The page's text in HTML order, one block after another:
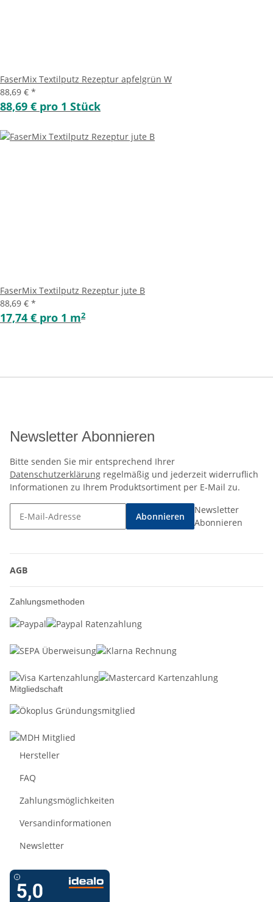
FaserMix Textilputz Rezeptur apfelgrün W
88,69 € *
88,69 € pro 1 Stück
FaserMix Textilputz Rezeptur jute B
88,69 € *
17,74 € pro 1 m2
Newsletter Abonnieren
Bitte senden Sie mir entsprechend Ihrer
Datenschutzerklärung regelmäßig und jederzeit widerruflich
Informationen zu Ihrem Produktsortiment per E-Mail zu.
Abonnieren
Newsletter
Abonnieren
AGB
Zahlungsmethoden
Mitgliedschaft
Hersteller
FAQ
Zahlungsmöglichkeiten
Versandinformationen
Newsletter